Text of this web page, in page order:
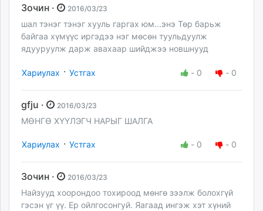
Зочин · 2016/03/23
шал тэнэг тэнэг хууль гаргах юм...энэ Төр барьж
байгаа хүмүүс иргэдээ нэг мөсөн туульдуулж
ядууруулж дарж авахаар шийджээ новшнууд
Хариулах · Устгах - 0 - 0
gfju · 2016/03/23
МӨНГӨ ХҮҮЛЭГЧ НАРЫГ ШАЛГА
Хариулах · Устгах - 0 - 0
Зочин · 2016/03/23
Найзууд хоорондоо тохироод мөнгө зээлж болохгүй
гэсэн үг үү. Ер ойлгосонгуй. Яагаад ингэж хэт хүний